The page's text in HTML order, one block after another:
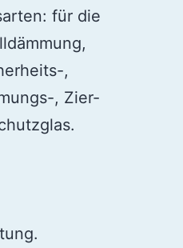
Architekturtrends.
Breites Licht
der
Türöffnung
für die
,
, Zier-